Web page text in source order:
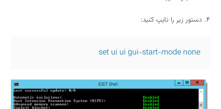
set ui ui gui-start-mode